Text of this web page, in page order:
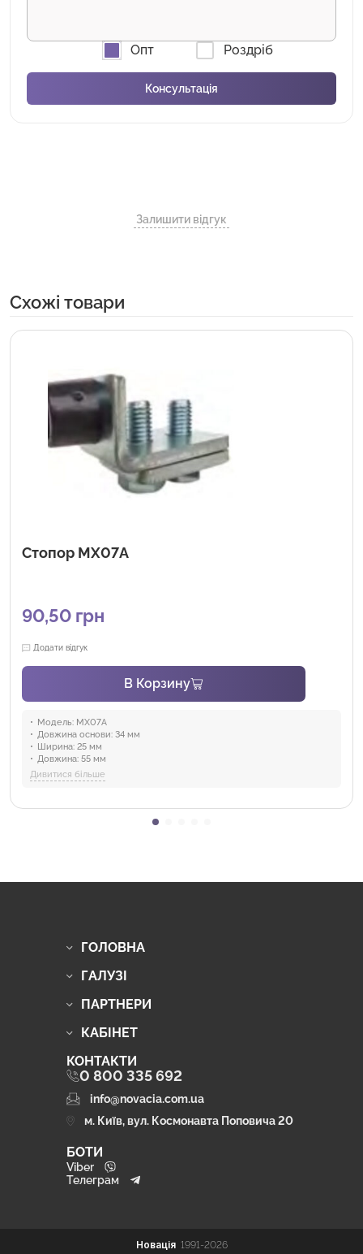
Опт Роздріб
Залишити відгук
Cхожі товари
Стопор MX07A
90,50 грн
Додати відгук
В Корзину
Модель: MX07A
Довжина основи: 34 мм
Ширина: 25 мм
Довжина: 55 мм
Висота:22 мм
Товщина:4 мм
Вага:92 г
Вуглецева сталь, Нержавіюча сталь
Дивитися більше
ГОЛОВНА
ГАЛУЗІ
ПАРТНЕРИ
КАБІНЕТ
КОНТАКТИ
0 800 335 692
info@novacia.com.ua
м. Київ, вул. Космонавта Поповича 20
БОТИ
Viber
Телеграм
Новація 1991-2026